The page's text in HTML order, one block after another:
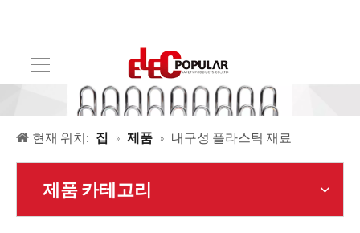
현재 위치: 집 » 제품 » 내구성 플라스틱 재료
제품 카테고리